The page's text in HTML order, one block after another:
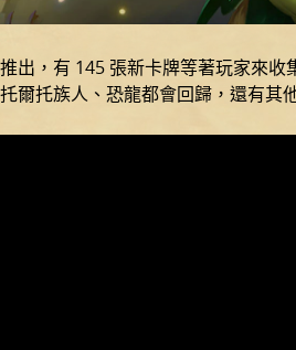
出，有 145 張新卡牌等著玩家來收
爾托族人、恐龍都會回歸，還有其